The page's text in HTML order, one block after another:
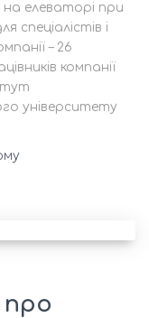
на елеваторі при
спеціалістів і
– 26
компанії
університету
про